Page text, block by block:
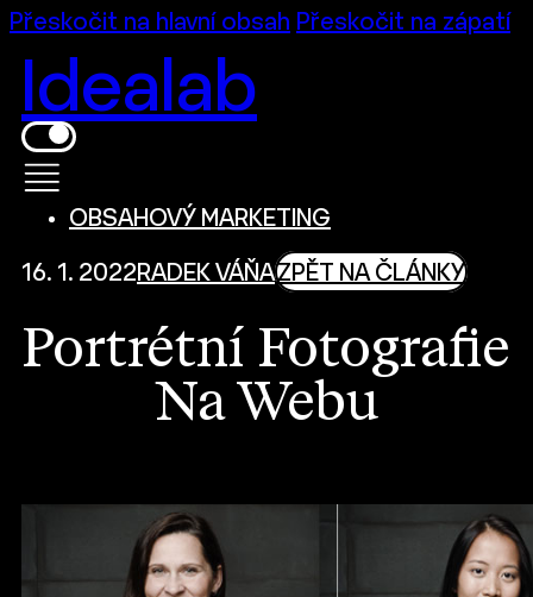
Přeskočit na hlavní obsah Přeskočit na zápatí
Idealab
OBSAHOVÝ MARKETING
16. 1. 2022 RADEK VÁŇAZPĚT NA ČLÁNKY
Portrétní Fotografie
Na Webu